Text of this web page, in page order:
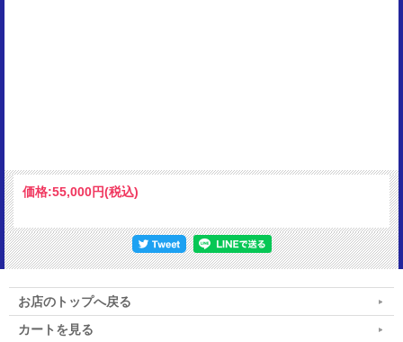
価格:55,000円(税込)
お店のトップへ戻る
カートを見る